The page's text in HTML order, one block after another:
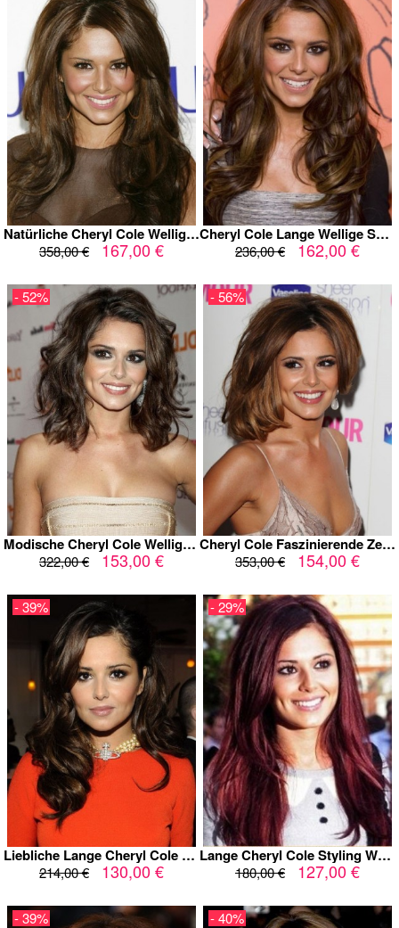
Natürliche Cheryl Cole Wellig Spitzefront Perücke
358,00 € 167,00 €
Cheryl Cole Lange Wellige Sexy Synthetische Perücke
236,00 € 162,00 €
Modische Cheryl Cole Wellige Synthetische Perücke
322,00 € 153,00 €
- 52%
Cheryl Cole Faszinierende Zentrale Trennung Mittle Perücke
353,00 € 154,00 €
- 56%
Liebliche Lange Cheryl Cole Perücke
214,00 € 130,00 €
- 39%
Lange Cheryl Cole Styling Wellige Perücke
180,00 € 127,00 €
- 29%
- 39% - 40%